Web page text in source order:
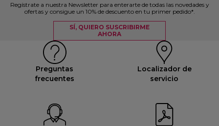
Regístrate a nuestra Newsletter para enterarte de todas las novedades y
ofertas y consigue un 10% de descuento en tu primer pedido*.
SÍ, QUIERO SUSCRIBIRME
AHORA
Preguntas
frecuentes
Localizador de
servicio